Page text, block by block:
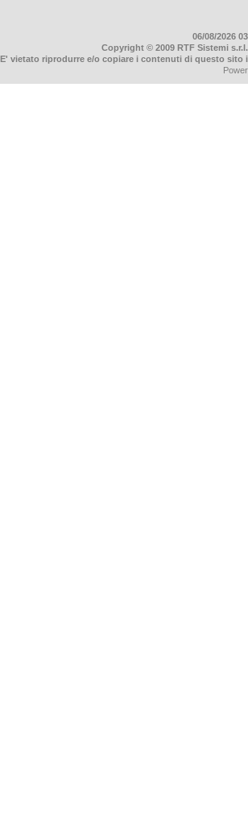
06/08/2026
Copyright © 2009 RTF Sistemi
E' vietato riprodurre e/o copiare i contenuti di questo